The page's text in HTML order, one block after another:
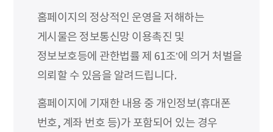
홈페이지의 정상적인 운영을 저해하는
게시물은 정보통신망 이용촉진 및
정보보호등에 관한법률 제 61조’에 의거 처벌을
의뢰할 수 있음을 알려드립니다.
홈페이지에 기재한 내용 중 개인정보(휴대폰
번호, 계좌 번호 등)가 포함되어 있는 경우